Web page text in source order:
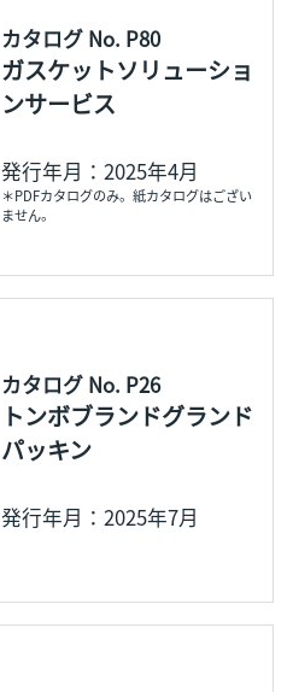
カタログ No. P80
ガスケットソリューショ
ンサービス
発行年月：2025年4月
＊PDFカタログのみ。紙カタログはござい
ません。
カタログ No. P26
トンボブランドグランド
パッキン
発行年月：2025年7月